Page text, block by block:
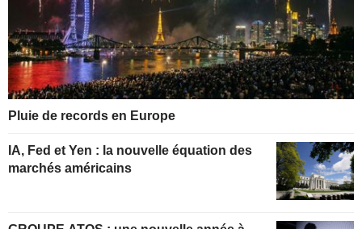
Pluie de records en Europe
IA, Fed et Yen : la nouvelle équation des
marchés américains